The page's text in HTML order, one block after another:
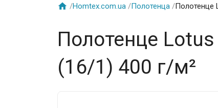
 /Homtex.com.ua /Полотенца /Полотенце
Полотенце
(16/1) 400 г/м²